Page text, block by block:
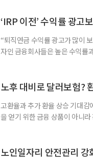
2._______________
‘IRP 이전’ 수익률 광고
“퇴직연금 수익률 광고가 많이
자인 금융회사들은 높은 수익률
사들이 내세우는 퇴직연금 수익
노후 대비로 달러보험?
고환율과 추가 환율 상승 기대감
을 얻기 위한 금융 상품이 아니
집계됐다. 전년 동기 판매량인 2
노인일자리 안전관리